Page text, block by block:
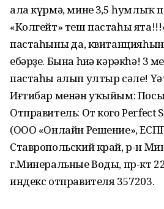
ала күрмә, минең 3,5 һумлыҡ
«Колгейт» теш пастаһы
пастаһының да,
ебәрҙе. Бына һиңә кәрәкһә! 3
пастаһы алып ултыр сәле!
Иғтибар менән уҡыйым:
Отправитель: От кого Perfect
(ООО «Онлайн Решение»,
Ставропольский край, р-н
г.Минеральные Воды, пр-кт
индекс отправителя 357203.